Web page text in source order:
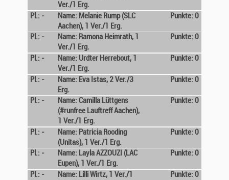
Ver./1 Erg.
Pl.: -
Name: Melanie Rump (SLC
Aachen), 1 Ver./1 Erg.
Punkte: 0
Pl.: -
Name: Ramona Heimrath, 1
Ver./1 Erg.
Punkte: 0
Pl.: -
Name: Urdter Herrebout, 1
Ver./1 Erg.
Punkte: 0
Pl.: -
Name: Eva Istas, 2 Ver./3
Erg.
Punkte: 0
Pl.: -
Name: Camilla Lüttgens
(#runfree Lauftreff Aachen),
1 Ver./1 Erg.
Punkte: 0
Pl.: -
Name: Patricia Rooding
(Unitas), 1 Ver./1 Erg.
Punkte: 0
Pl.: -
Name: Layla AZZOUZI (LAC
Eupen), 1 Ver./1 Erg.
Punkte: 0
Pl.: - Name: Lilli Wirtz, 1 Ver./1 Punkte: 0